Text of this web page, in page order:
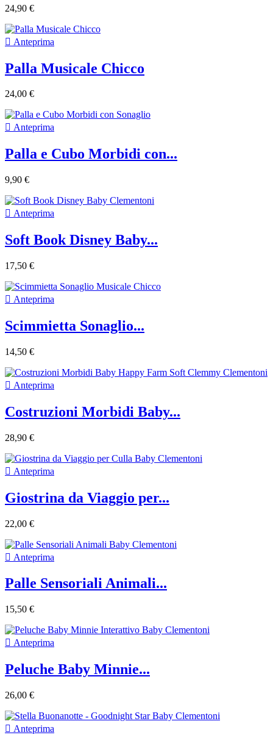
24,90 €
 Anteprima
Palla Musicale Chicco
24,00 €
 Anteprima
Palla e Cubo Morbidi con...
9,90 €
 Anteprima
Soft Book Disney Baby...
17,50 €
 Anteprima
Scimmietta Sonaglio...
14,50 €
 Anteprima
Costruzioni Morbidi Baby...
28,90 €
 Anteprima
Giostrina da Viaggio per...
22,00 €
 Anteprima
Palle Sensoriali Animali...
15,50 €
 Anteprima
Peluche Baby Minnie...
26,00 €
 Anteprima